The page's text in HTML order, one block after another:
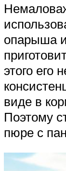
опарыша
этого его
виде в
Поэтому
пюре с